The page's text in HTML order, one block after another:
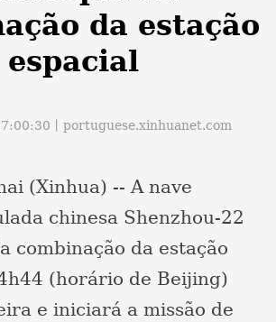
da estação
espacial
丨portuguese.xinhuanet.com
(Xinhua) -- A nave
chinesa Shenzhou-22
combinação da estação
(horário de Beijing)
e iniciará a missão de